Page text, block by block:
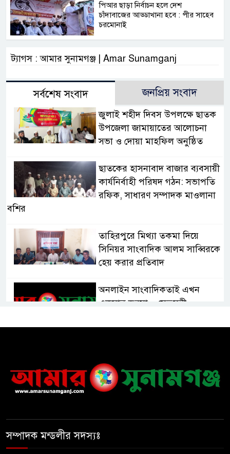
পিআর ছাড়া নির্বাচন হলে দেশ
চাঁদাবাজের আড্ডাখানা হবে : পীর সাহেব
চরমোনাই
ট্যাগস : আমার সুনামগঞ্জ | Amar Sunamganj
সর্বশেষ সংবাদ জনপ্রিয় সংবাদ
জুলাই শহীদ দিবস উপলক্ষে ছাতক
উপজেলা জামায়াতের আলোচনা
সভা ও দোয়া মাহফিল অনুষ্ঠিত
ছাতকের হাসনাবাদ বাজার ব্যবসায়ী
কার্যনির্বাহী পরিষদ গঠন: সভাপতি
রফিক, সাধারণ সম্পাদক মাওলানা
বশির
তাহিরপুরে মিথ্যা তকমা দিয়ে
সিনিয়র সাংবাদিক আলম সাব্বিরকে
হেয় করার প্রতিবাদ
অনলাইন সাংবাদিকতাই এখন
একমাত্র ভরসা – সেতুমন্ত্রী
“রোড ব্লক কর্মসূচি “
তাহিরপুরে বজ্রপাতে যুবকের মৃত্যু
সুনামগঞ্জ জেলা সিএনজি শ্রমিক
সম্পাদক মন্ডলীর সদস্যঃ